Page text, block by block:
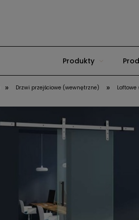
Produkty
» Drzwi przejściowe (wewnętrzne) »